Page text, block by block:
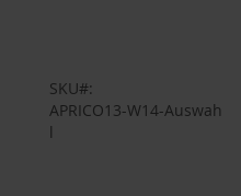
SKU
APRICO13-W14-Auswah
l